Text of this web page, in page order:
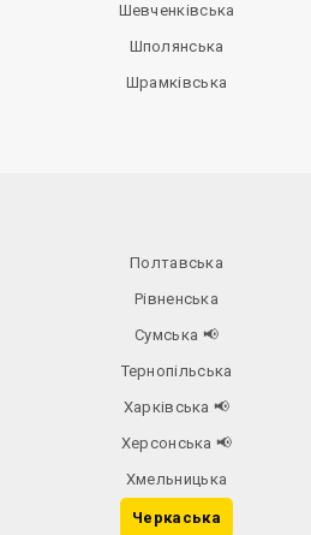
Шевченківська
Шполянська
Шрамківська
Полтавська
Рівненська
Сумська 📢
Тернопільська
Харківська 📢
Херсонська 📢
Хмельницька
Черкаська